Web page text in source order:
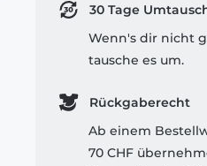
30 Tage
Wenn's dir nicht
tausche es um.
Rückgaberecht
Ab einem
70 CHF